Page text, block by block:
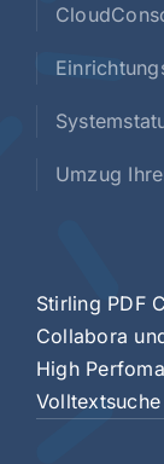
Umzug
Stirling PDF
Collabora
High